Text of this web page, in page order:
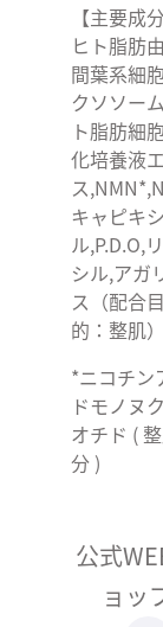
【主要成
ヒト脂肪
間葉系細
クソソー
ト脂肪細
化培養液
ス
キャピキ
ル,P.D.O,
シル,アガ
ス（配合
的：整肌
*ニコチン
ドモノヌ
オチド (
分 )
公式
ョッ